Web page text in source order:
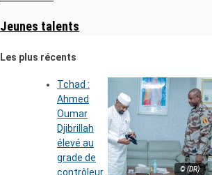
Jeunes talents
Les plus récents
© (DR)
Tchad :
Ahmed
Oumar
Djibrillah
élevé au
grade de
contrôleur